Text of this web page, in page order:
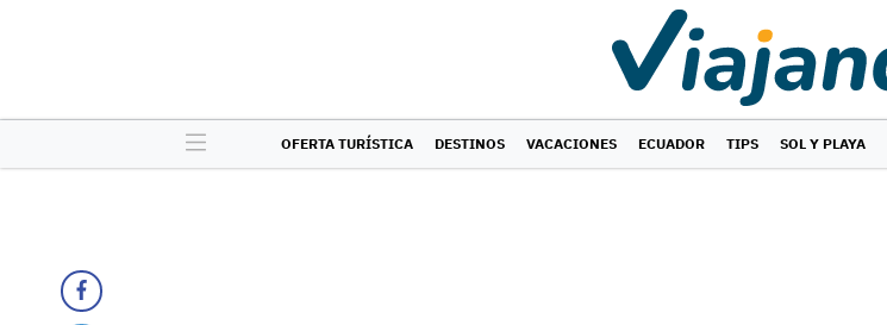
OFERTA TURÍSTICA DESTINOS VACACIONES ECUADOR TIPS SOL Y PLAYA